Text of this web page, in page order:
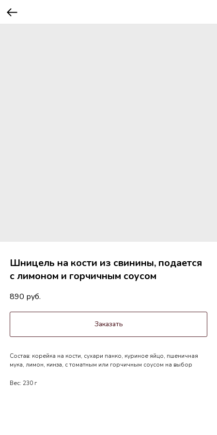
Шницель на кости из свинины, подается
с лимоном и горчичным соусом
890 руб.
Заказать
Состав: корейка на кости, сухари панко, куриное яйцо, пшеничная
мука, лимон, кинза, с томатным или горчичным соусом на выбор
Вес: 230 г